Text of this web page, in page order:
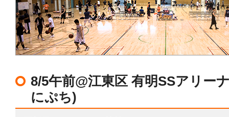
8/5午前@江東区 有明SSアリー
にぷち)